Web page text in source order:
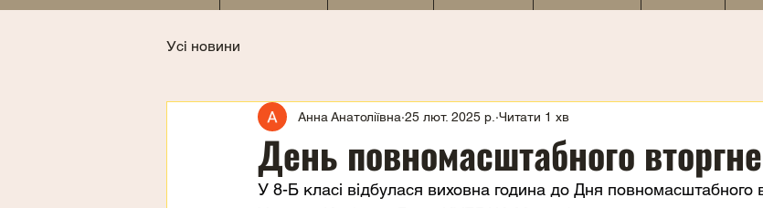
Усі новини
День повномасштабного
Анна Анатоліївна 25 лют. 2025 р. Читати 1 хв
У 8-Б класі відбулася виховна година до Дня повномасштабного